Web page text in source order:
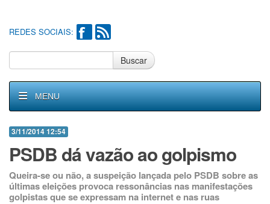
REDES SOCIAIS:
Buscar
MENU
3/11/2014 12:54
PSDB dá vazão ao golpismo
Queira-se ou não, a suspeição lançada pelo PSDB sobre as
últimas eleições provoca ressonâncias nas manifestações
golpistas que se expressam na internet e nas ruas